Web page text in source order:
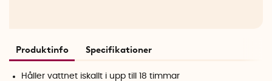
Produktinfo Specifikationer
Håller vattnet iskallt i upp till 18 timmar